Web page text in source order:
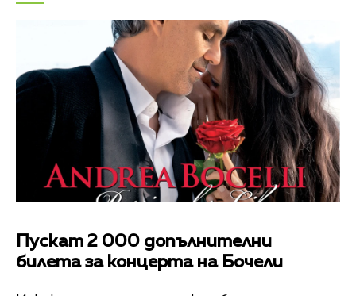
Пускат 2 000 допълнителни
билета за концерта на Бочели